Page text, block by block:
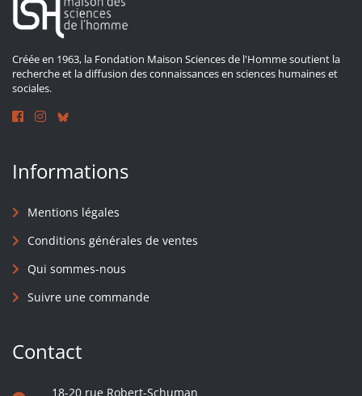
Créée en 1963, la Fondation Maison Sciences de l'Homme soutient la
recherche et la diffusion des connaissances en sciences humaines et
sociales.
Informations
Mentions légales
Conditions générales de ventes
Qui sommes-nous
Suivre une commande
Contact
18-20 rue Robert-Schuman